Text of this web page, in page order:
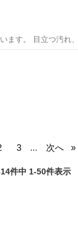
、欠損ページ
3 ... 次へ
件中 1-50件表示